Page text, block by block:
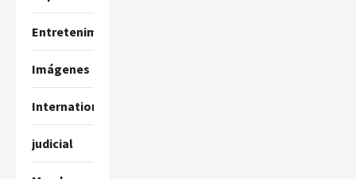
Entretenimiento
Imágenes
International
judicial